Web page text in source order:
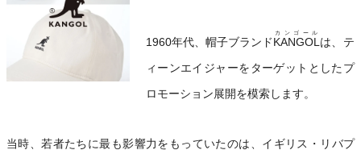
1960年代、帽子ブランドKANGOL
カンゴール
は、テ
ィーンエイジャーをターゲットとしたプ
ロモーション展開を模索します。
当時、若者たちに最も影響力をもっていたのは、イギリス・リバプ